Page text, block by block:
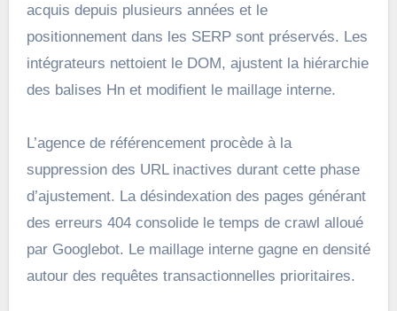
acquis depuis plusieurs années et le
positionnement dans les SERP sont préservés. Les
intégrateurs nettoient le DOM, ajustent la hiérarchie
des balises Hn et modifient le maillage interne.
L’agence de référencement procède à la
suppression des URL inactives durant cette phase
d’ajustement. La désindexation des pages générant
des erreurs 404 consolide le temps de crawl alloué
par Googlebot. Le maillage interne gagne en densité
autour des requêtes transactionnelles prioritaires.